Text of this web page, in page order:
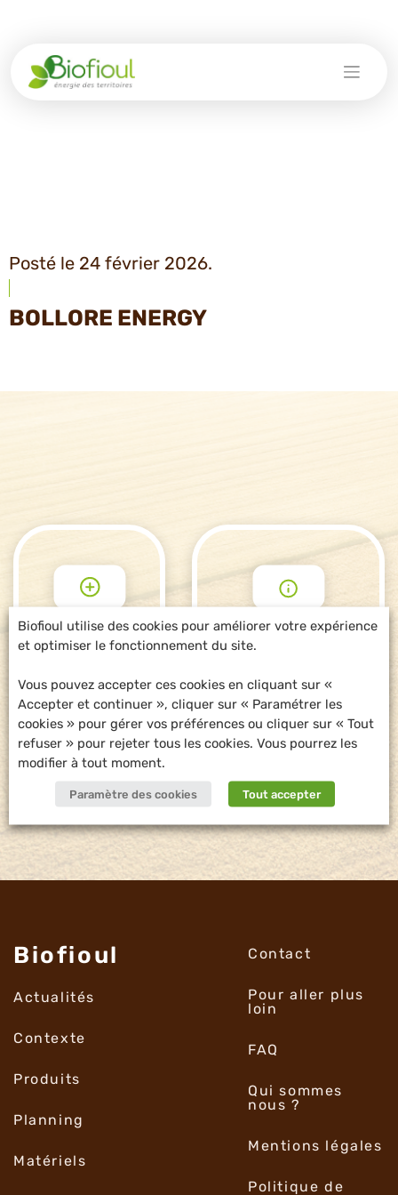
Posté le 24 février 2026.
BOLLORE ENERGY
POUR ALLER
PLUS LOIN
DEMANDE
D'INFORMATIONS
Biofioul
Actualités
Contexte
Produits
Planning
Matériels
Contact
Pour aller plus
loin
FAQ
Qui sommes
nous ?
Mentions légales
Politique de
Biofioul utilise des cookies pour améliorer votre expérience
et optimiser le fonctionnement du site.
Vous pouvez accepter ces cookies en cliquant sur «
Accepter et continuer », cliquer sur « Paramétrer les
cookies » pour gérer vos préférences ou cliquer sur « Tout
refuser » pour rejeter tous les cookies. Vous pourrez les
modifier à tout moment.
Paramètre des cookies Tout accepter